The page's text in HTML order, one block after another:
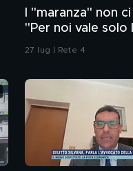
I "maranza" non
"Per noi vale solo
della strada"
27 lug | Rete 4